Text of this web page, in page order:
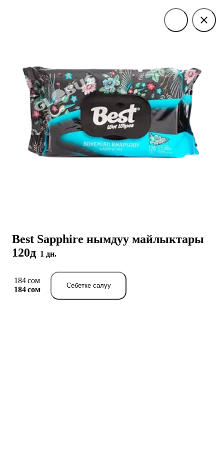
Best Sapphire нымдуу майлыктары
120д 1 дн.
184 сом
184 сом
Себетке салуу